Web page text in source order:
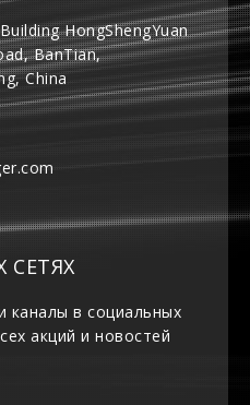
HongShengYuan
BanTian,
China
каналы в социальных
акций и новостей